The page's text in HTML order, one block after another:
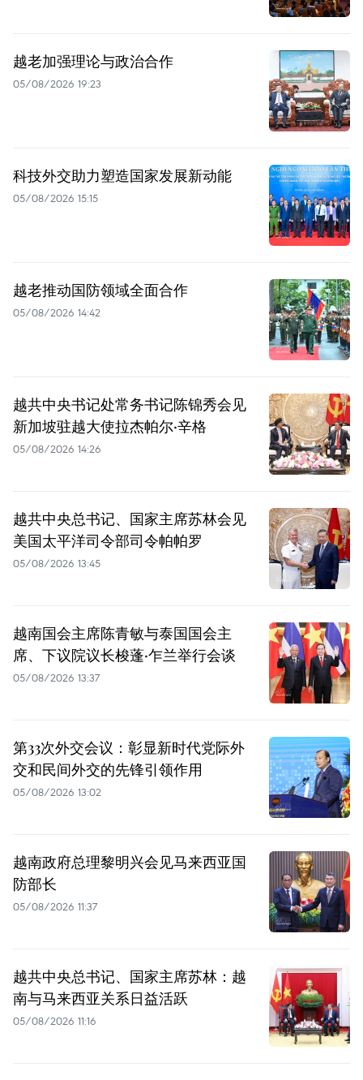
越老加强理论与政治合作
05/08/2026 19:23
科技外交助力塑造国家发展新动能
05/08/2026 15:15
越老推动国防领域全面合作
05/08/2026 14:42
越共中央书记处常务书记陈锦秀会见
新加坡驻越大使拉杰帕尔·辛格
05/08/2026 14:26
越共中央总书记、国家主席苏林会见
美国太平洋司令部司令帕帕罗
05/08/2026 13:45
越南国会主席陈青敏与泰国国会主
席、下议院议长梭蓬·乍兰举行会谈
05/08/2026 13:37
第33次外交会议：彰显新时代党际外
交和民间外交的先锋引领作用
05/08/2026 13:02
越南政府总理黎明兴会见马来西亚国
防部长
05/08/2026 11:37
越共中央总书记、国家主席苏林：越
南与马来西亚关系日益活跃
05/08/2026 11:16